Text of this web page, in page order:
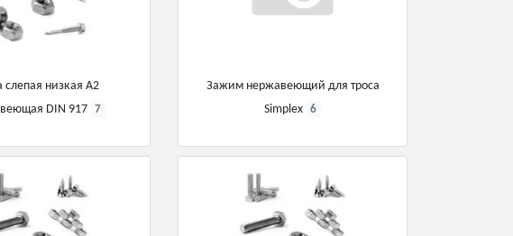
слепая низкая А2
DIN 917
7
Зажим нержавеющий для троса
Simplex
6